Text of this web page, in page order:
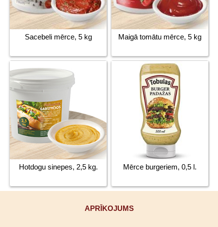
Sacebeli mērce, 5 kg Maigā tomātu mērce, 5 kg
Hotdogu sinepes, 2,5 kg. Mērce burgeriem, 0,5 l.
APRĪKOJUMS